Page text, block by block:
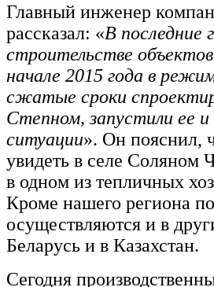
Главный инженер
рассказал: «В последние
строительстве
начале 2015 года в
сжатые сроки
Степном, запустили ее и
ситуации». Он пояснил,
увидеть в селе Соляном
в одном из тепличных
Кроме нашего региона
осуществляются и в
Беларусь и в Казахстан.
Сегодня